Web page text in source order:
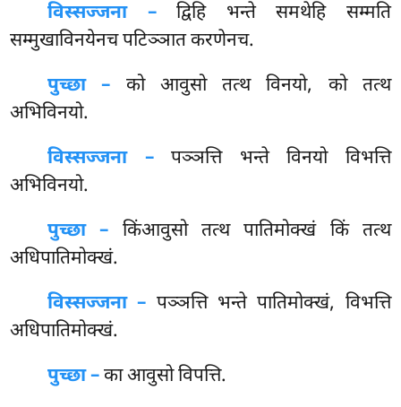
विस्सज्जना –द्विहि भन्ते समथेहि सम्मति
सम्मुखाविनयेनच पटिञ्ञात करणेनच.
पुच्छा – को आवुसो तत्थ विनयो, को तत्थ
अभिविनयो.
विस्सज्जना –पञ्ञत्ति भन्ते विनयो विभत्ति
अभिविनयो.
पुच्छा – किंआवुसो तत्थ पातिमोक्खं किं तत्थ
अधिपातिमोक्खं.
विस्सज्जना – पञ्ञत्ति भन्ते पातिमोक्खं, विभत्ति
अधिपातिमोक्खं.
पुच्छा –का आवुसो विपत्ति.